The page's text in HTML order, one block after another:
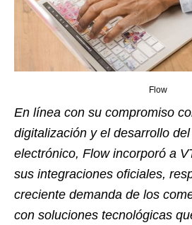
Flow
En línea con su compromiso
digitalización y el desarrollo
electrónico, Flow incorporó a
sus integraciones oficiales,
creciente demanda de los
con soluciones tecnológicas